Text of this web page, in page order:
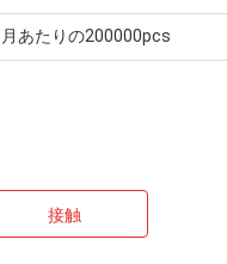
あたりの200000pcs
接触